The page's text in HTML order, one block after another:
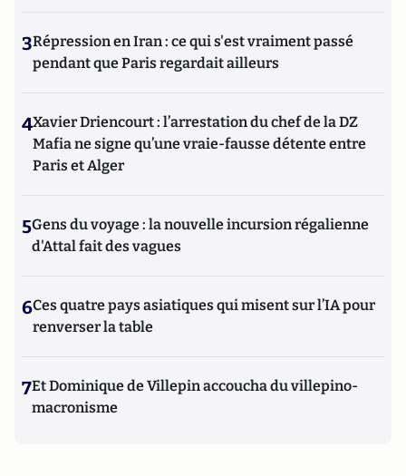
3Répression en Iran : ce qui s'est vraiment passé
pendant que Paris regardait ailleurs
4Xavier Driencourt : l’arrestation du chef de la DZ
Mafia ne signe qu’une vraie-fausse détente entre
Paris et Alger
5Gens du voyage : la nouvelle incursion régalienne
d'Attal fait des vagues
6Ces quatre pays asiatiques qui misent sur l’IA pour
renverser la table
7Et Dominique de Villepin accoucha du villepino-
macronisme